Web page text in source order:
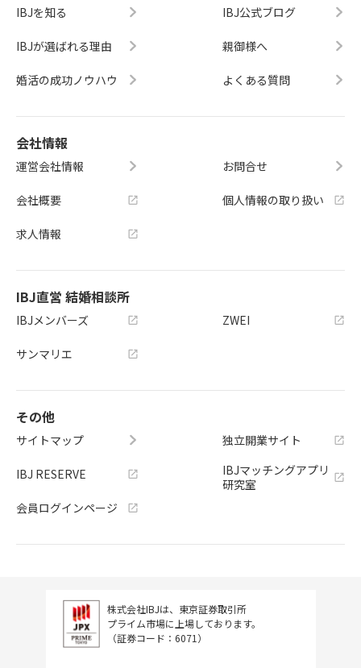
IBJを知る
IBJが選ばれる理由
婚活の成功ノウハウ
IBJ公式ブログ
親御様へ
よくある質問
会社情報
運営会社情報
会社概要
求人情報
お問合せ
個人情報の取り扱い
IBJ直営 結婚相談所
IBJメンバーズ
サンマリエ
ZWEI
その他
サイトマップ
IBJ RESERVE
会員ログインページ
独立開業サイト
IBJマッチングアプリ
研究室
株式会社IBJは、東京証券取引所
プライム市場に上場しております。
（証券コード：6071）